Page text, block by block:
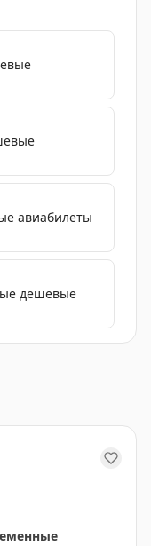
авиабилеты
дешевые